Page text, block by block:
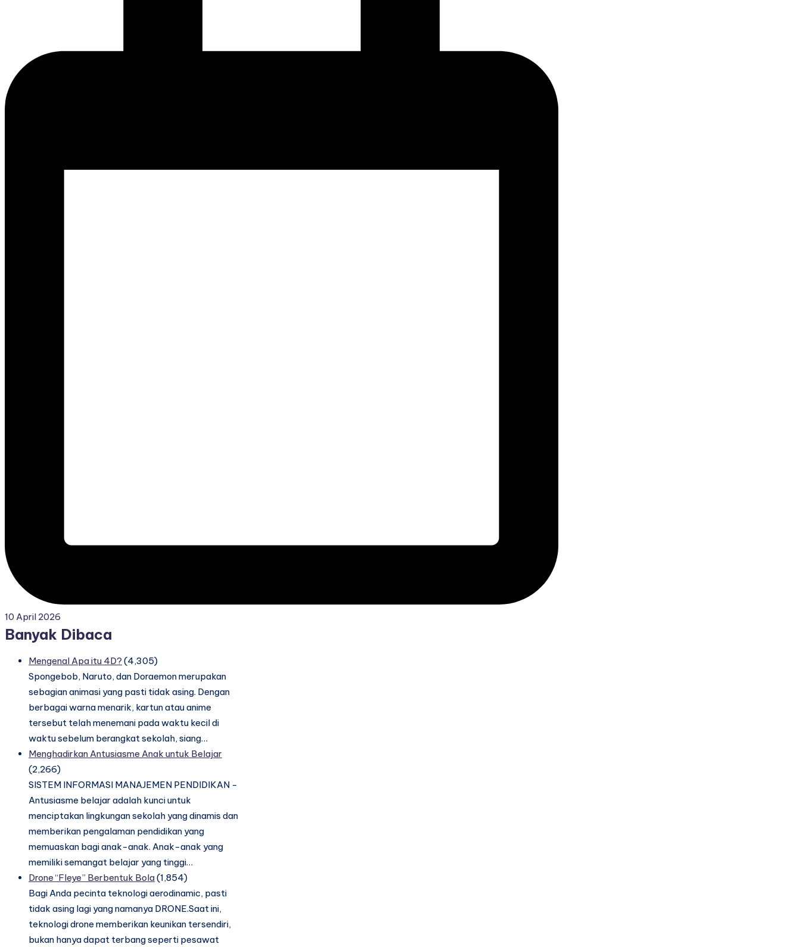
10 April 2026
Banyak Dibaca
Mengenal Apa itu 4D? (4,305)
Spongebob, Naruto, dan Doraemon merupakan
sebagian animasi yang pasti tidak asing. Dengan
berbagai warna menarik, kartun atau anime
tersebut telah menemani pada waktu kecil di
waktu sebelum berangkat sekolah, siang…
Menghadirkan Antusiasme Anak untuk Belajar
(2,266)
SISTEM INFORMASI MANAJEMEN PENDIDIKAN -
Antusiasme belajar adalah kunci untuk
menciptakan lingkungan sekolah yang dinamis dan
memberikan pengalaman pendidikan yang
memuaskan bagi anak-anak. Anak-anak yang
memiliki semangat belajar yang tinggi…
Drone “Fleye” Berbentuk Bola(1,854)
Bagi Anda pecinta teknologi aerodinamic, pasti
tidak asing lagi yang namanya DRONE.Saat ini,
teknologi drone memberikan keunikan tersendiri,
bukan hanya dapat terbang seperti pesawat